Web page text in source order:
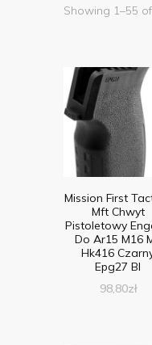
Showing 1–55
Mission First
Mft Chwyt
Pistoletowy
Do Ar15 M16
Hk416
Epg27 Bl
98,80zł